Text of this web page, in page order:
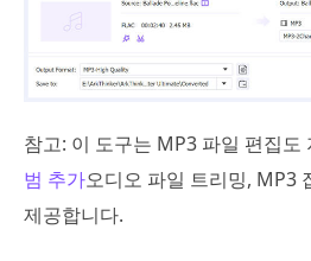
참고: 이 도구는 MP3 파일 편집도
범 추가오디오 파일 트리밍, MP3
제공합니다.